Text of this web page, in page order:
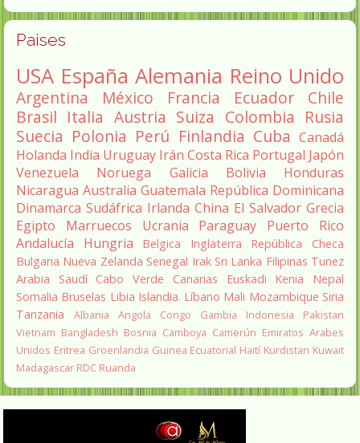
Paises
USA España Alemania Reino Unido
Argentina México Francia Ecuador
Chile
Brasil Italia Austria Suiza Colombia Rusia
Suecia Polonia Perú Finlandia Cuba Canadá
Holanda India Uruguay Irán Costa Rica Portugal Japón
Venezuela
Noruega Galicia Bolivia
Honduras
Nicaragua Australia Guatemala República Dominicana
Dinamarca Sudáfrica Irlanda China El Salvador Grecia
Egipto
Marruecos Ucrania Paraguay
Puerto Rico
Andalucía
Hungria Belgica Inglaterra
República Checa
Bulgaria Nueva Zelanda Senegal Irak Sri Lanka Filipinas Tunez
Arabia Saudí Cabo Verde Canarias Euskadi Kenia
Nepal
Somalia Bruselas Libia Islandia. Líbano Mali Mozambique Siria
Tanzania
Albania Angola Congo Gambia Indonesia
Pakistan
Vietnam Bangladesh Bosnia Camboya Camerún Emiratos Arabes
Unidos Eritrea Groenlandia Guinea Ecuatorial Haití Kurdistan Kuwait
Madagascar RDC Ruanda